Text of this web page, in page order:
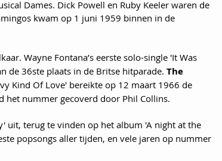
Dames. Dick Powell en Ruby Keeler waren de
kwam op 1 juni 1959 binnen in de
Wayne Fontana’s eerste solo-single 'It Was
de 36ste plaats in de Britse hitparade. The
Kind Of Love' bereikte op 12 maart 1966 de
het nummer gecoverd door Phil Collins.
uit, terug te vinden op het album 'A night at the
popsongs aller tijden, en vele jaren op nummer